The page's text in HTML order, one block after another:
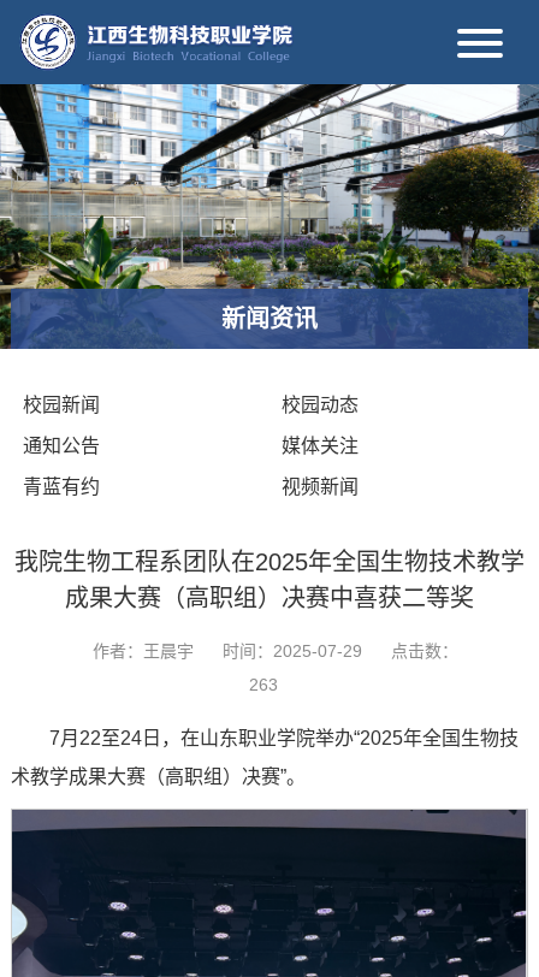
新闻资讯
校园新闻
校园动态
通知公告
媒体关注
青蓝有约
视频新闻
我院生物工程系团队在2025年全国生物技术教学
成果大赛（高职组）决赛中喜获二等奖
作者：王晨宇 时间：2025-07-29
点击数：
263
7月22至24日，在山东职业学院举办“2025年全国生物技
术教学成果大赛（高职组）决赛”。